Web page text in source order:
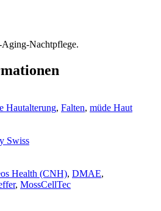
Nachtpflege.
Hautalterung, Falten, müde Haut
Swiss
Health (CNH), DMAE,
, MossCellTec